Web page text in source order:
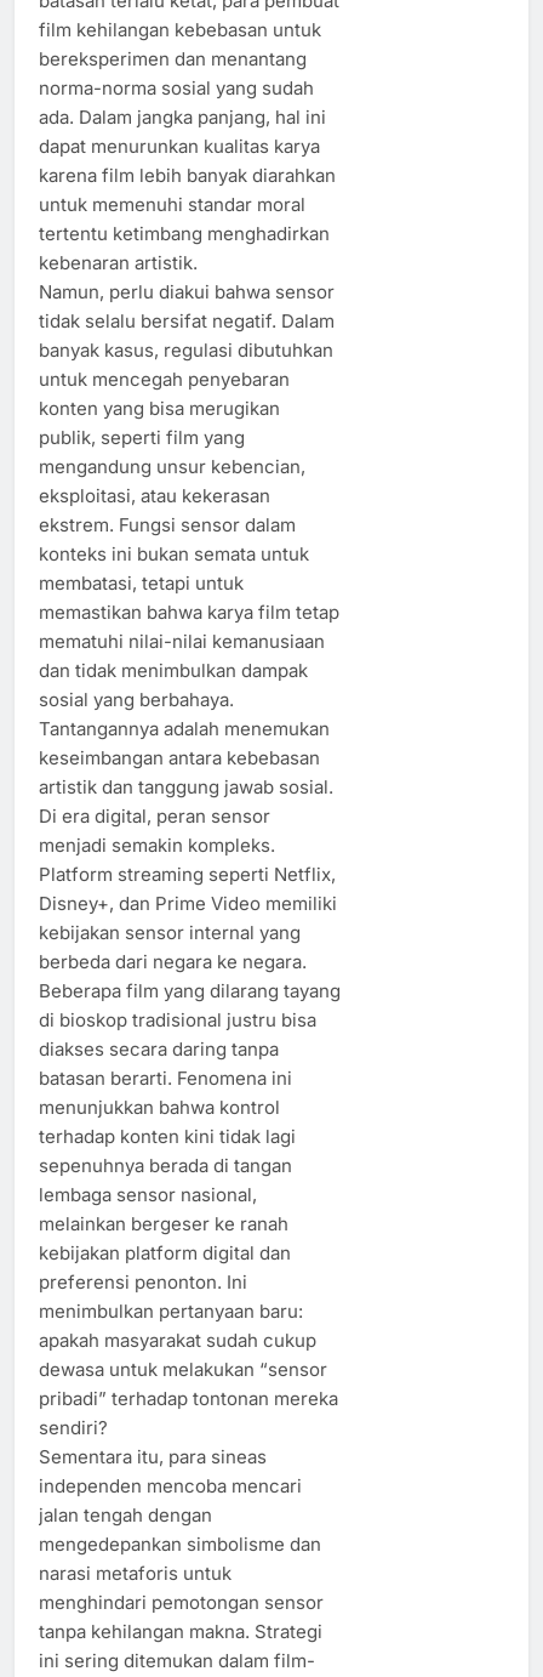
film kehilangan kebebasan untuk
bereksperimen dan menantang
norma-norma sosial yang sudah
ada. Dalam jangka panjang, hal ini
dapat menurunkan kualitas karya
karena film lebih banyak diarahkan
untuk memenuhi standar moral
tertentu ketimbang menghadirkan
kebenaran artistik.
Namun, perlu diakui bahwa sensor
tidak selalu bersifat negatif. Dalam
banyak kasus, regulasi dibutuhkan
untuk mencegah penyebaran
konten yang bisa merugikan
publik, seperti film yang
mengandung unsur kebencian,
eksploitasi, atau kekerasan
ekstrem. Fungsi sensor dalam
konteks ini bukan semata untuk
membatasi, tetapi untuk
memastikan bahwa karya film tetap
mematuhi nilai-nilai kemanusiaan
dan tidak menimbulkan dampak
sosial yang berbahaya.
Tantangannya adalah menemukan
keseimbangan antara kebebasan
artistik dan tanggung jawab sosial.
Di era digital, peran sensor
menjadi semakin kompleks.
Platform streaming seperti Netflix,
Disney+, dan Prime Video memiliki
kebijakan sensor internal yang
berbeda dari negara ke negara.
Beberapa film yang dilarang tayang
di bioskop tradisional justru bisa
diakses secara daring tanpa
batasan berarti. Fenomena ini
menunjukkan bahwa kontrol
terhadap konten kini tidak lagi
sepenuhnya berada di tangan
lembaga sensor nasional,
melainkan bergeser ke ranah
kebijakan platform digital dan
preferensi penonton. Ini
menimbulkan pertanyaan baru:
apakah masyarakat sudah cukup
dewasa untuk melakukan “sensor
pribadi” terhadap tontonan mereka
sendiri?
Sementara itu, para sineas
independen mencoba mencari
jalan tengah dengan
mengedepankan simbolisme dan
narasi metaforis untuk
menghindari pemotongan sensor
tanpa kehilangan makna. Strategi
ini sering ditemukan dalam film-